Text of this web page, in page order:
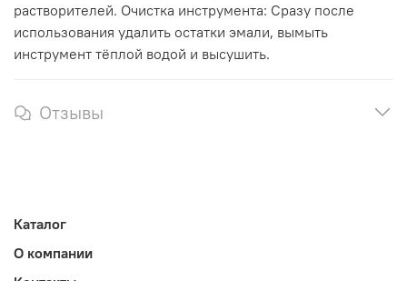
растворителей. Очистка инструмента: Сразу после
использования удалить остатки эмали, вымыть
инструмент тёплой водой и высушить.
Отзывы
Каталог
О компании